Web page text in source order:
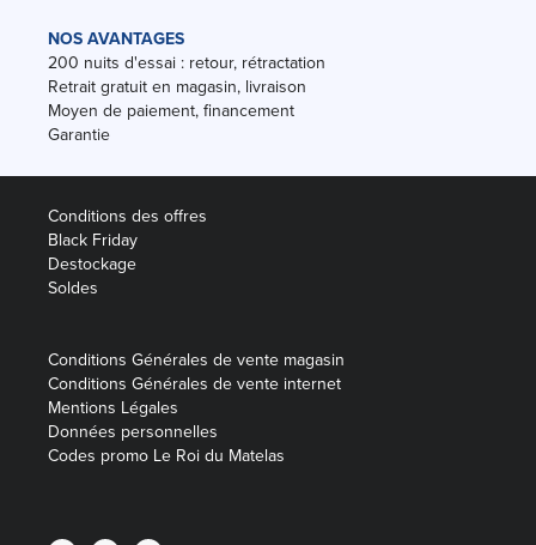
NOS AVANTAGES
200 nuits d'essai : retour, rétractation
Retrait gratuit en magasin, livraison
Moyen de paiement, financement
Garantie
Conditions des offres
Black Friday
Destockage
Soldes
Conditions Générales de vente magasin
Conditions Générales de vente internet
Mentions Légales
Données personnelles
Codes promo Le Roi du Matelas